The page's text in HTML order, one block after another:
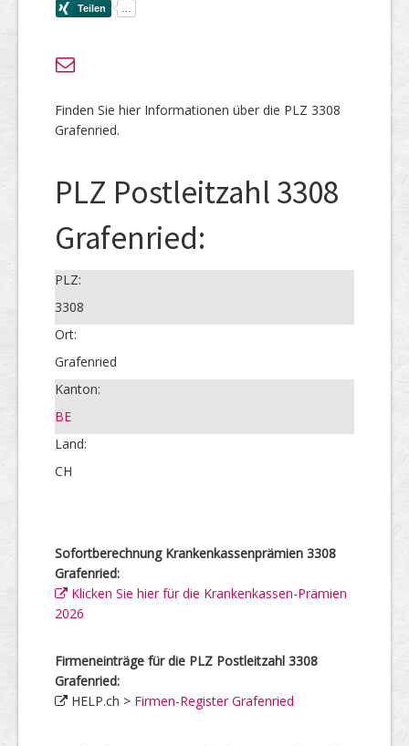
Finden Sie hier Informationen über die PLZ 3308
Grafenried.
PLZ Postleitzahl 3308
Grafenried:
PLZ:
3308
Ort:
Grafenried
Kanton:
BE
Land:
CH
Sofortberechnung Krankenkassenprämien 3308
Grafenried:
Klicken Sie hier für die Krankenkassen-Prämien
2026
Firmeneinträge für die PLZ Postleitzahl 3308
Grafenried:
HELP.ch > Firmen-Register Grafenried